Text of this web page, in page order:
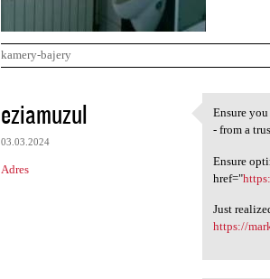
kamery-bajery
K
o
m
e
eziamuzul
03.03.2024
Adres
Ensure
Ensure
- from a
Ensure
href="
Just
https://